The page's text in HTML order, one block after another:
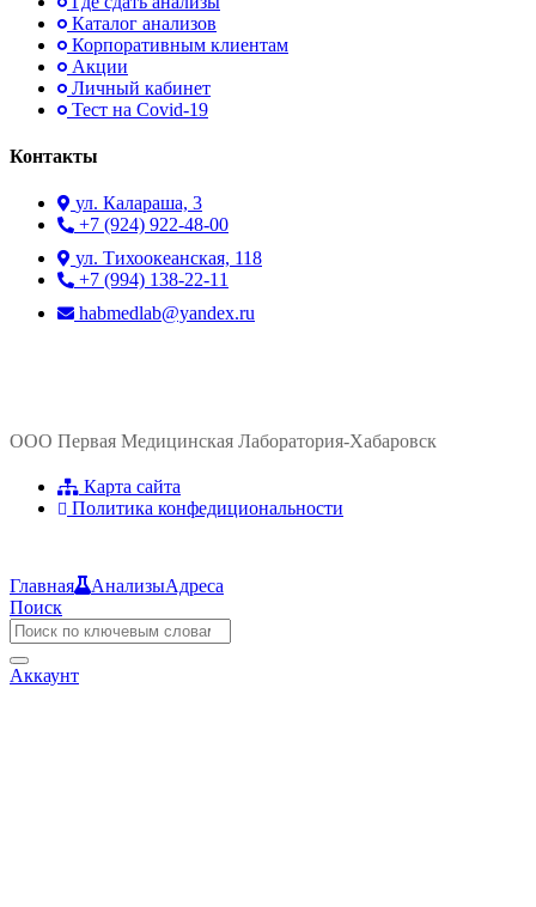
Каталог анализов
Корпоративным клиентам
Акции
Личный кабинет
Тест на Covid-19
Контакты
ул. ​Калараша, 3
+7 (924) 922-48-00
ул. ​Тихоокеанская, 118
+7 (994) 138-22-11
habmedlab@yandex.ru
ООО Первая Медицинская Лаборатория-Хабаровск
Карта сайта
Политика конфедициональности
Главная АнализыАдреса
Поиск
Аккаунт